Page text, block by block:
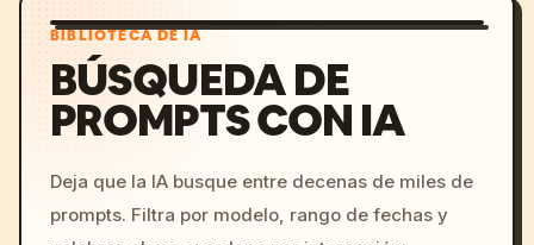
BIBLIOTECA DE IA
BÚSQUEDA DE
PROMPTS CON IA
Deja que la IA busque entre decenas de miles de
prompts. Filtra por modelo, rango de fechas y